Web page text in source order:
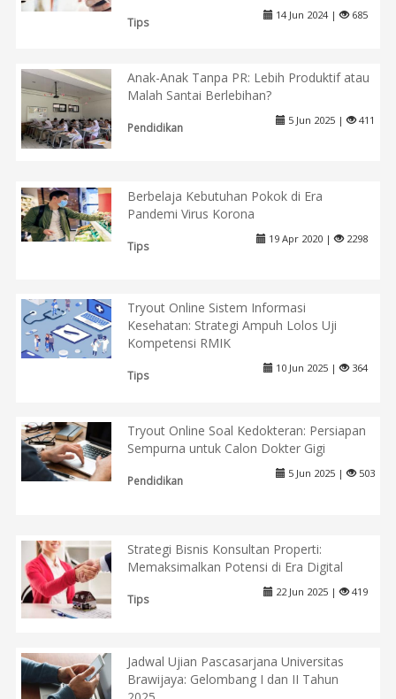
Tips
14 Jun 2024 | 685
Anak-Anak Tanpa PR: Lebih Produktif atau
Malah Santai Berlebihan?
Pendidikan
5 Jun 2025 | 411
Berbelaja Kebutuhan Pokok di Era
Pandemi Virus Korona
Tips
19 Apr 2020 | 2298
Tryout Online Sistem Informasi
Kesehatan: Strategi Ampuh Lolos Uji
Kompetensi RMIK
Tips
10 Jun 2025 | 364
Tryout Online Soal Kedokteran: Persiapan
Sempurna untuk Calon Dokter Gigi
Pendidikan
5 Jun 2025 | 503
Strategi Bisnis Konsultan Properti:
Memaksimalkan Potensi di Era Digital
Tips
22 Jun 2025 | 419
Jadwal Ujian Pascasarjana Universitas
Brawijaya: Gelombang I dan II Tahun